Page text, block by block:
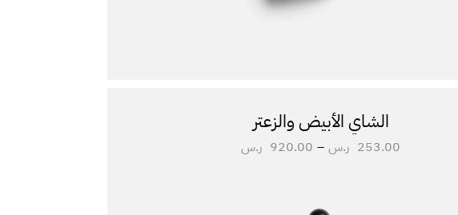
الشاي الأبيض والزعتر
253.00 ر.س –
920.00 ر.س